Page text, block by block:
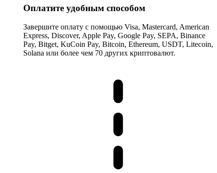
Оплатите удобным способом
Завершите оплату с помощью Visa, Mastercard, American
Express, Discover, Apple Pay, Google Pay, SEPA, Binance
Pay, Bitget, KuCoin Pay, Bitcoin, Ethereum, USDT, Litecoin,
Solana или более чем 70 других криптовалют.